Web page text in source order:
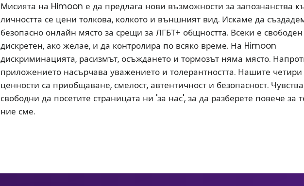
Мисията на Himoon е да предлага нови възможности за запознанства
личността се цени толкова, колкото и външният вид. Искаме да
безопасно онлайн място за срещи за ЛГБТ+ общността. Всеки е
дискретен, ако желае, и да контролира по всяко време. На Himoon
дискриминацията, расизмът, осъждането и тормозът няма място.
приложението насърчава уважението и толерантността. Нашите
ценности са приобщаване, смелост, автентичност и безопасност.
свободни да посетите страницата ни 'за нас', за да разберете повече за
ние сме.